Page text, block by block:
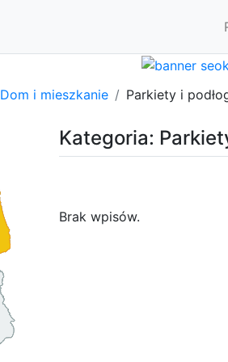
Dom i mieszkanie Parkiety i
Kategoria:
Brak wpisów.